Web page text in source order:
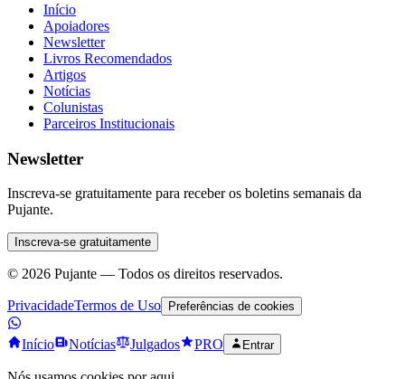
Início
Apoiadores
Newsletter
Livros Recomendados
Artigos
Notícias
Colunistas
Parceiros Institucionais
Newsletter
Inscreva-se gratuitamente para receber os boletins semanais da
Pujante.
Inscreva-se gratuitamente
© 2026 Pujante — Todos os direitos reservados.
PrivacidadeTermos de Uso Preferências de cookies
Início Notícias Julgados PRO Entrar